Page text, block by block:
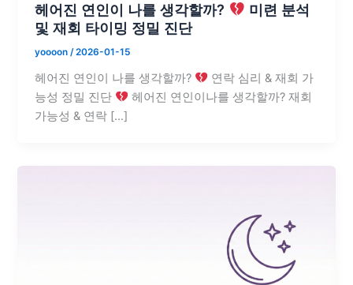
헤어진 연인이 나를 생각할까?
미련 분석
및 재회 타이밍 정밀 진단
yoooon /2026-01-15
헤어진 연인이 나를 생각할까?
연락 심리 & 재회 가
능성 정밀 진단
헤어진 연인이나를 생각할까? 재회
가능성 & 연락 […]